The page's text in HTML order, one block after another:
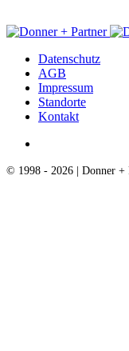
Datenschutz
AGB
Impressum
Standorte
Kontakt
© 1998 - 2026 | Donner +